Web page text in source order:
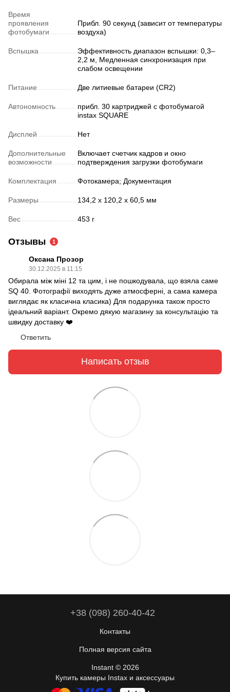
Время
проявления
фотобумаги
Прибл. 90 секунд (зависит от температуры
воздуха)
Вспышка
Эффективность диапазон вспышки: 0,3–
2,2 м, Медленная синхронизация при
слабом освещении
Питание Две литиевые батареи (CR2)
Автономность
прибл. 30 картриджей с фотобумагой
instax SQUARE
Дисплей Нет
Дополнительные
возможности
Включает счетчик кадров и окно
подтверждения загрузки фотобумаги
Комплектация Фотокамера; Документация
Размеры 134,2 х 120,2 х 60,5 мм
Вес 453 г
Отзывы 1
Оксана Прозор
30.12.2025 в 11:15
Обирала між міні 12 та цим, і не пошкодувала, що взяла саме
SQ 40. Фотографії виходять дуже атмосферні, а сама камера
виглядає як класична класика) Для подарунка також просто
ідеальний варіант. Окремо дякую магазину за консультацію та
швидку доставку ❤️
Ответить
Написать отзыв
+38 (098) 260-40-42
Контакты
Полная версия сайта
Instant © 2026
Купить камеры Instax и аксессуары